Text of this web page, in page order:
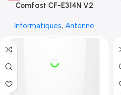
Comfast CF-E314N V2
Informatiques, Antenne